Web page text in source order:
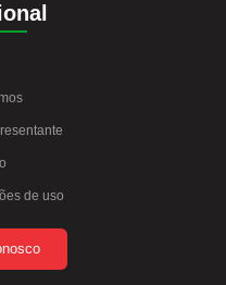
de uso